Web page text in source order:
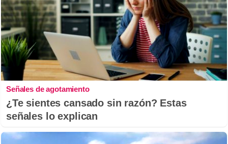
Señales de agotamiento
¿Te sientes cansado sin razón? Estas
señales lo explican